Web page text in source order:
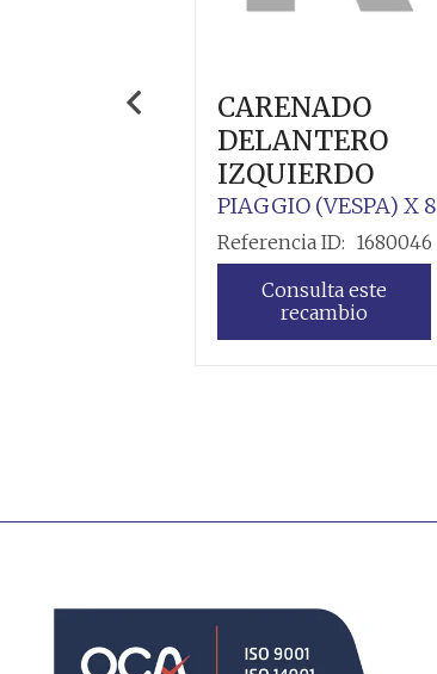
CARENADO
DELANTERO
IZQUIERDO
PIAGGIO (VESPA) X 8
Referencia ID: 1680046
Consulta este
recambio